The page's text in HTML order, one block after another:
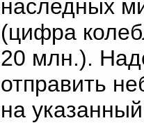
наследных
(цифра
20 млн.).
отправить
на